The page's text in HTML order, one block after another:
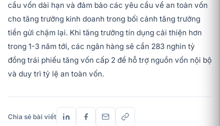
cầu vốn dài hạn và đảm bảo các yêu cầu về an toàn vốn
cho tăng trưởng kinh doanh trong bối cảnh tăng trưởng
tiền gửi chậm lại. Khi tăng trưởng tín dụng cải thiện hơn
trong 1-3 năm tới, các ngân hàng sẽ cần 283 nghìn tỷ
đồng trái phiếu tăng vốn cấp 2 để hỗ trợ nguồn vốn nội bộ
và duy trì tỷ lệ an toàn vốn.
Chia sẻ bài viết